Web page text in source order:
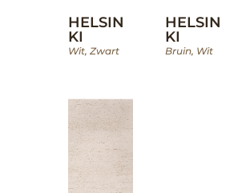
HELSIN
KI
Wit,Zwart
HELSIN
KI
Bruin, Wit